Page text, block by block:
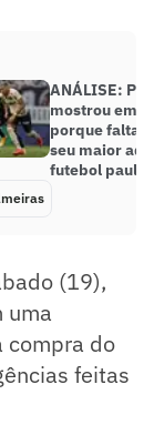
ANÁLISE:
mostrou em
porque falta
seu maior
futebol
(19),
uma
compra do
feitas